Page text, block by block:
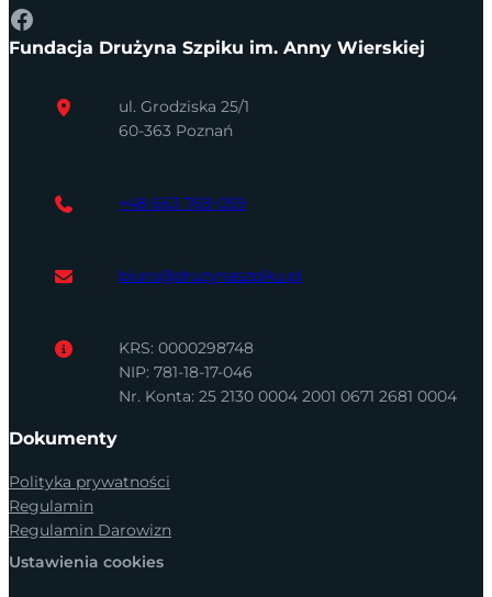
Facebook
Fundacja Drużyna Szpiku im. Anny Wierskiej
ul. Grodziska 25/1
60-363 Poznań
+48 663 769 059
biuro@druzynaszpiku.pl
KRS: 0000298748
NIP: 781-18-17-046
Nr. Konta: 25 2130 0004 2001 0671 2681 0004
Dokumenty
Polityka prywatności
Regulamin
Regulamin Darowizn
Ustawienia cookies